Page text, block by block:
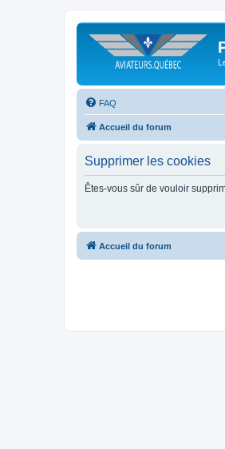
FAQ
Accueil du forum
Supprimer les cookies
Êtes-vous sûr de vouloir
Accueil du forum